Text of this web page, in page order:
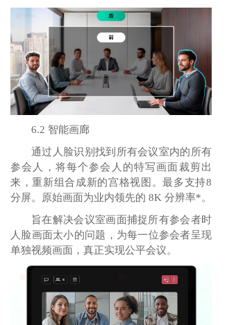
6.2 智能画廊
通过人脸识别找到所有会议室内的所有
参会人，将每个参会人的特写画面裁剪出
来，重新组合成新的宫格视图。最多支持8
分屏。原始画面为业内领先的 8K 分辨率*。
旨在解决会议室画面捕捉所有参会者时
人脸画面太小的问题，为每一位参会者呈现
单独视频画面，真正实现公平会议。